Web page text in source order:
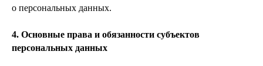
о персональных данных.
4. Основные права и обязанности субъектов
персональных данных